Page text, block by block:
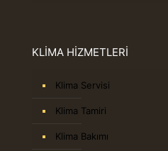
KLİMA HİZMETLERİ
Klima Servisi
Klima Tamiri
Klima Bakımı